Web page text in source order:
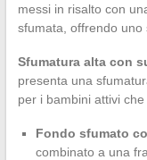
messi in risalto con
sfumata, offrendo uno
Sfumatura alta con
presenta una
per i bambini attivi
Fondo sfumato
combinato a una